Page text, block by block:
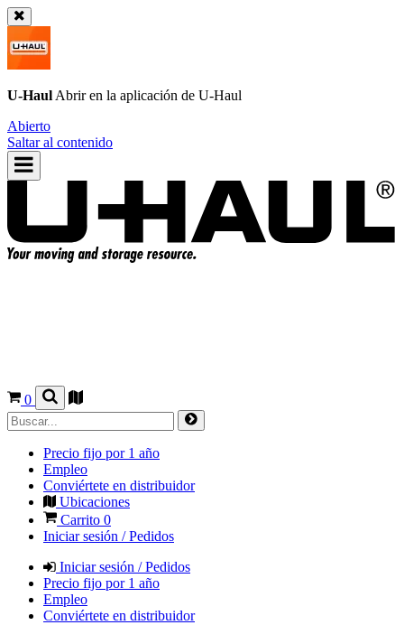
U-Haul Abrir en la aplicación de U-Haul
Abierto
Saltar al contenido
0
Precio fijo por 1 año
Empleo
Conviértete en distribuidor
Ubicaciones
Carrito 0
Iniciar sesión / Pedidos
Iniciar sesión / Pedidos
Precio fijo por 1 año
Empleo
Conviértete en distribuidor